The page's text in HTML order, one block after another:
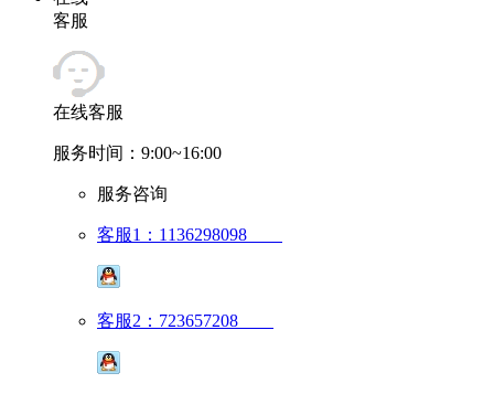
客服
在线客服
服务时间：9:00~16:00
服务咨询
客服1：1136298098
客服2：723657208